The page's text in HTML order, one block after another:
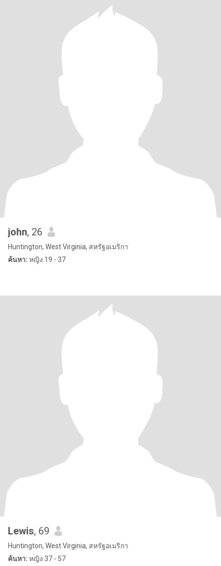
john, 26
Huntington, West Virginia, สหรัฐอเมริกา
ค้นหา: หญิง 19 - 37
Lewis, 69
Huntington, West Virginia, สหรัฐอเมริกา
ค้นหา: หญิง 37 - 57